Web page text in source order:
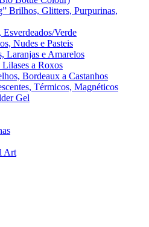
Brilhos, Glitters, Purpurinas,
Verde
Nudes e Pasteis
Laranjas e Amarelos
Lilases a Roxos
Bordeaux a Castanhos
Térmicos, Magnéticos
Gel
Art